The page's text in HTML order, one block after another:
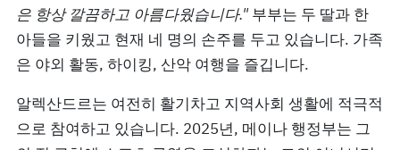
은 항상 깔끔하고 아름다웠습니다." 부부는 두 딸과 한
아들을 키웠고 현재 네 명의 손주를 두고 있습니다. 가족
은 야외 활동, 하이킹, 산악 여행을 즐깁니다.
알렉산드르는 여전히 활기차고 지역사회 생활에 적극적
으로 참여하고 있습니다. 2025년, 메이나 행정부는 그